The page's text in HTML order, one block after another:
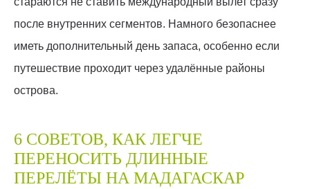
после внутренних сегментов. Намного безопаснее
иметь дополнительный день запаса, особенно если
путешествие проходит через удалённые районы
острова.
6 СОВЕТОВ, КАК ЛЕГЧЕ
ПЕРЕНОСИТЬ ДЛИННЫЕ
ПЕРЕЛЁТЫ НА МАДАГАСКАР